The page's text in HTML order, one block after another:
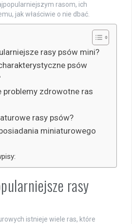
rasom, ich
jak właściwie o nie dbać.
rasy psów mini?
psów
problemy zdrowotne ras
rasy psów?
miniaturowego
rasy
istnieje wiele ras, które